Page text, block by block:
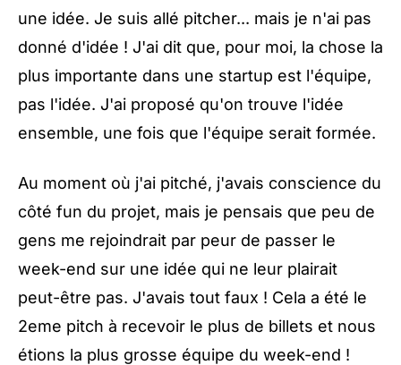
une idée. Je suis allé pitcher... mais je n'ai pas
donné d'idée ! J'ai dit que, pour moi, la chose la
plus importante dans une startup est l'équipe,
pas l'idée. J'ai proposé qu'on trouve l'idée
ensemble, une fois que l'équipe serait formée.
Au moment où j'ai pitché, j'avais conscience du
côté fun du projet, mais je pensais que peu de
gens me rejoindrait par peur de passer le
week-end sur une idée qui ne leur plairait
peut-être pas. J'avais tout faux ! Cela a été le
2eme pitch à recevoir le plus de billets et nous
étions la plus grosse équipe du week-end !